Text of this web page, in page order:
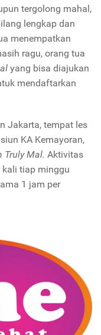
tergolong mahal,
lengkap dan
menempatkan
ragu, orang tua
yang bisa diajukan
mendaftarkan
Jakarta, tempat les
KA Kemayoran,
Truly Mal. Aktivitas
tiap minggu
1 jam per